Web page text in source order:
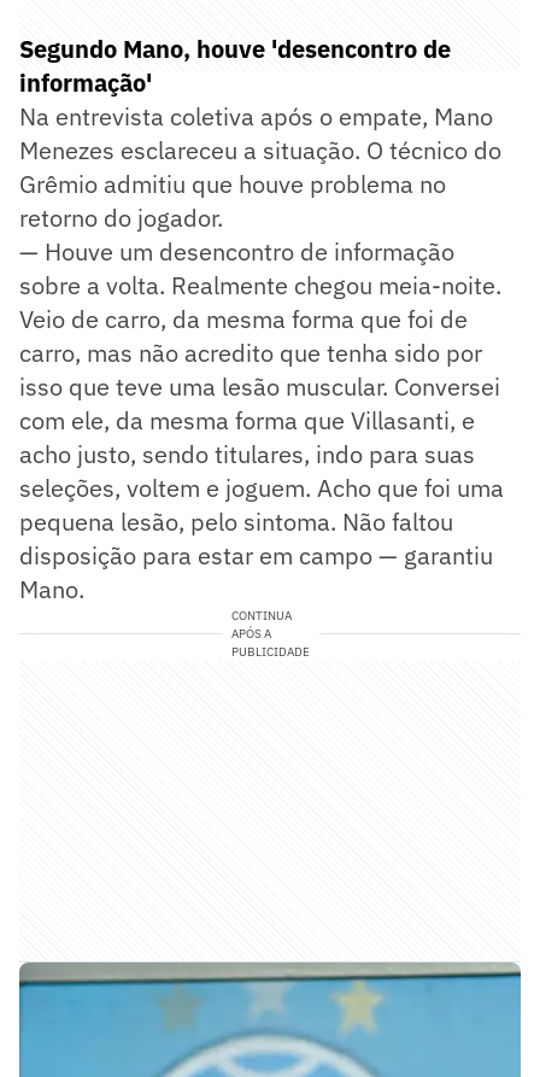
Segundo Mano, houve 'desencontro de
informação'
Na entrevista coletiva após o empate, Mano
Menezes esclareceu a situação. O técnico do
Grêmio admitiu que houve problema no
retorno do jogador.
— Houve um desencontro de informação
sobre a volta. Realmente chegou meia-noite.
Veio de carro, da mesma forma que foi de
carro, mas não acredito que tenha sido por
isso que teve uma lesão muscular. Conversei
com ele, da mesma forma que Villasanti, e
acho justo, sendo titulares, indo para suas
seleções, voltem e joguem. Acho que foi uma
pequena lesão, pelo sintoma. Não faltou
disposição para estar em campo — garantiu
Mano.
CONTINUA
APÓS A
PUBLICIDADE